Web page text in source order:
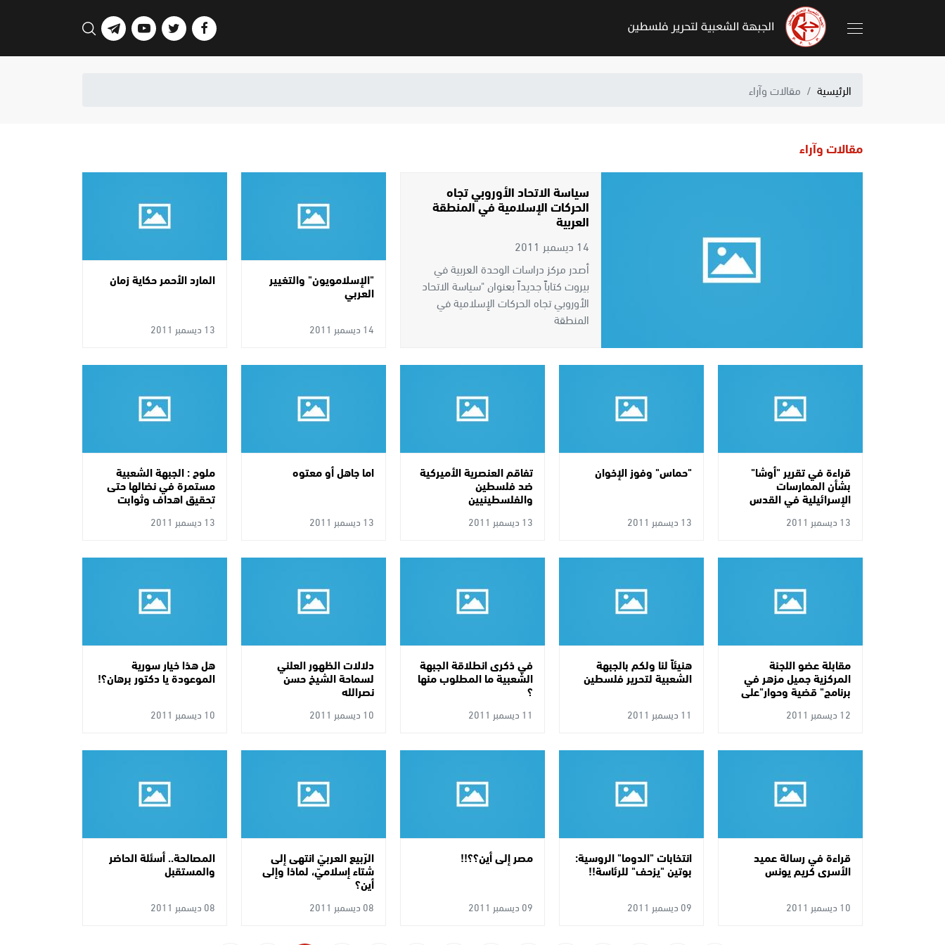
الرئيسية مقالات وآراء
مقالات وآراء
سياسة الاتحاد الأوروبي تجاه
الحركات الإسلامية في المنطقة
العربية
14 ديسمبر 2011
أصدر مركز دراسات الوحدة العربية في
بيروت كتاباً جديداً بعنوان "سياسة الاتحاد
الأوروبي تجاه الحركات الإسلامية في
المنطقة
"الإسلامويون" والتغيير
العربي
14 ديسمبر 2011
المارد الأحمر حكاية زمان
13 ديسمبر 2011
قراءة في تقرير "أوشا"
بشأن الممارسات
الإسرائيلية في القدس
13 ديسمبر 2011
"حماس" وفوز الإخوان
13 ديسمبر 2011
تفاقم العنصرية الأميركية
ضد فلسطين
والفلسطينيين
13 ديسمبر 2011
اما جاهل أو معتوه
13 ديسمبر 2011
ملوح : الجبهة الشعبية
مستمرة في نضالها حتى
تحقيق اهداف وثوابت
شعبنا
13 ديسمبر 2011
مقابلة عضو اللجنة
المركزية جميل مزهر في
برنامج" قضية وحوار"على
فضائية هنا القدس
12 ديسمبر 2011
هنيئاً لنا ولكم بالجبهة
الشعبية لتحرير فلسطين
11 ديسمبر 2011
في ذكرى انطلاقة الجبهة
الشعبية ما المطلوب منها
؟
11 ديسمبر 2011
دلالات الظهور العلني
لسماحة الشيخ حسن
نصرالله
10 ديسمبر 2011
هل هذا خيار سورية
الموعودة يا دكتور برهان؟!
10 ديسمبر 2011
قراءة في رسالة عميد
الأسرى كريم يونس
10 ديسمبر 2011
انتخابات "الدوما" الروسية:
بوتين "يزحف" للرئاسة!!
09 ديسمبر 2011
مصر إلى أين؟؟!!
09 ديسمبر 2011
الرّبيع العربيّ انتهى إلى
شتاء إسلاميّ، لماذا وإلى
أين؟
08 ديسمبر 2011
المصالحة.. أسئلة الحاضر
والمستقبل
08 ديسمبر 2011